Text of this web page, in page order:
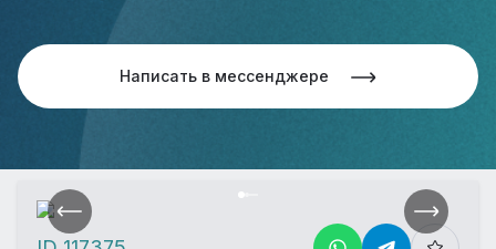
Написать в мессенджере